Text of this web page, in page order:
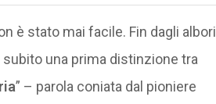
è stato mai facile. Fin dagli albori
una prima distinzione tra
” – parola coniata dal pioniere